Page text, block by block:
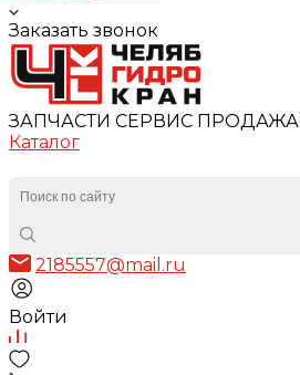
Заказать звонок
ЗАПЧАСТИ СЕРВИС ПРОДАЖА
Каталог
2185557@mail.ru
Войти